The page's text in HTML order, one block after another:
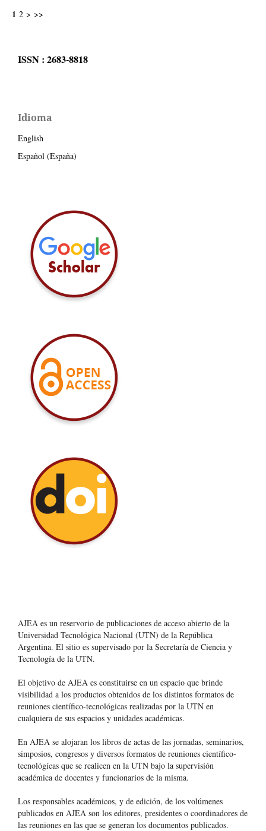
1 2 > >>
ISSN : 2683-8818
Idioma
English
Español (España)
AJEA es un reservorio de publicaciones de acceso abierto de la
Universidad Tecnológica Nacional (UTN) de la República
Argentina. El sitio es supervisado por la Secretaría de Ciencia y
Tecnología de la UTN.
El objetivo de AJEA es constituirse en un espacio que brinde
visibilidad a los productos obtenidos de los distintos formatos de
reuniones científico-tecnológicas realizadas por la UTN en
cualquiera de sus espacios y unidades académicas.
En AJEA se alojaran los libros de actas de las jornadas, seminarios,
simposios, congresos y diversos formatos de reuniones científico-
tecnológícas que se realicen en la UTN bajo la supervisión
académica de docentes y funcionarios de la misma.
Los responsables académicos, y de edición, de los volúmenes
publicados en AJEA son los editores, presidentes o coordinadores de
las reuniones en las que se generan los documentos publicados.